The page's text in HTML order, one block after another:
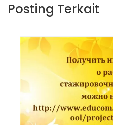
Posting Terkait